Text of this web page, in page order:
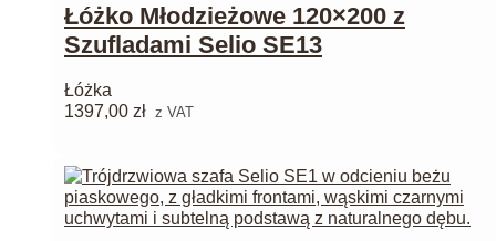
Łóżko Młodzieżowe 120×200 z
Szufladami Selio SE13
Łóżka
1397,00 zł z VAT